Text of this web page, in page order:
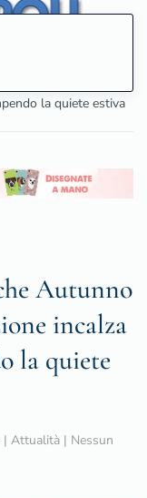
la quiete estiva
Autunno
incalza
la quiete
| Attualità | Nessun